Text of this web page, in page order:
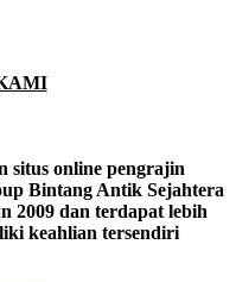
situs online pengrajin
Bintang Antik Sejahtera
2009 dan terdapat lebih
keahlian tersendiri